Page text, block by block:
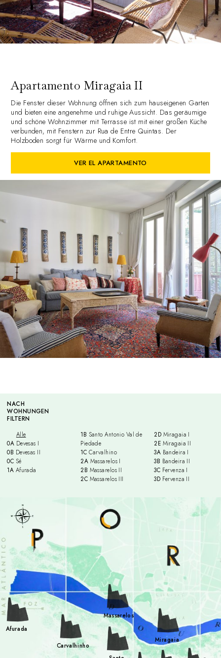
Apartamento Miragaia II
Die Fenster dieser Wohnung öffnen sich zum hauseigenen Garten
und bieten eine angenehme und ruhige Aussicht. Das geräumige
und schöne Wohnzimmer mit Terrasse ist mit einer großen Küche
verbunden, mit Fenstern zur Rua de Entre Quintas. Der
Holzboden sorgt für Wärme und Komfort.
VER EL APARTAMENTO
NACH
WOHNUNGEN
FILTERN
Alle
0A Devesas I
0B Devesas II
0C Sé
1A Afurada
1B Santo Antonio Val de
Piedade
1C Carvalhino
2A Massarelos I
2B Massarelos II
2C Massarelos III
2D Miragaia I
2E Miragaia II
3A Bandeira I
3B Bandeira II
3C Fervenza I
3D Fervenza II
Miragaia
Massarelos
Carvalhinho
Afurada